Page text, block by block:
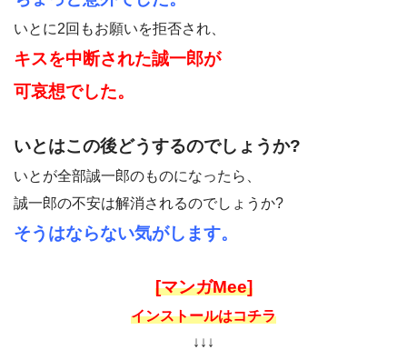
いとに2回もお願いを拒否され、
キスを中断された誠一郎が
可哀想でした。
いとはこの後どうするのでしょうか?
いとが全部誠一郎のものになったら、
誠一郎の不安は解消されるのでしょうか?
そうはならない気がします。
[マンガMee]
インストールはコチラ
↓↓↓